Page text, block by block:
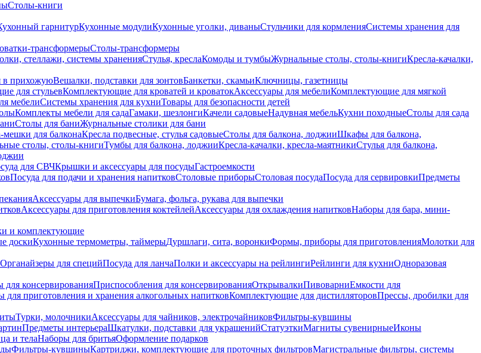
Столы-книги
гарнитурКухонные модулиКухонные уголки, диваныСтульчики для кормленияСистемы хранения для
трансформерыСтолы-трансформеры
стеллажи, системы храненияСтулья, креслаКомоды и тумбыЖурнальные столы, столы-книгиКресла-качалки,
в прихожуюВешалки, подставки для зонтовБанкетки, скамьиКлючницы, газетницы
для стульевКомплектующие для кроватей и кроватокАксессуары для мебелиКомплектующие для мягкой
мебелиСистемы хранения для кухниТовары для безопасности детей
Комплекты мебели для садаГамаки, шезлонгиКачели садовыеНадувная мебельКухни походныеСтолы для сада
Столы для баниЖурнальные столики для бани
мешки для балконаКресла подвесные, стулья садовыеСтолы для балкона, лоджииШкафы для балкона,
столы, столы-книгиТумбы для балкона, лоджииКресла-качалки, кресла-маятникиСтулья для балкона,
для СВЧКрышки и аксессуары для посудыГастроемкости
Посуда для подачи и хранения напитковСтоловые приборыСтоловая посудаПосуда для сервировкиПредметы
Аксессуары для выпечкиБумага, фольга, рукава для выпечки
Аксессуары для приготовления коктейлейАксессуары для охлаждения напитковНаборы для бара, мини-
и комплектующие
доскиКухонные термометры, таймерыДуршлаги, сита, воронкиФормы, приборы для приготовленияМолотки для
Органайзеры для специйПосуда для ланчаПолки и аксессуары на рейлингиРейлинги для кухниОдноразовая
для консервированияПриспособления для консервированияОткрывалкиПивоварниЕмкости для
для приготовления и хранения алкогольных напитковКомплектующие для дистилляторовПрессы, дробилки для
Турки, молочникиАксессуары для чайников, электрочайниковФильтры-кувшины
Предметы интерьераШкатулки, подставки для украшенийСтатуэткиМагниты сувенирныеИконы
и телаНаборы для бритьяОформление подарков
Фильтры-кувшиныКартриджи, комплектующие для проточных фильтровМагистральные фильтры, системы